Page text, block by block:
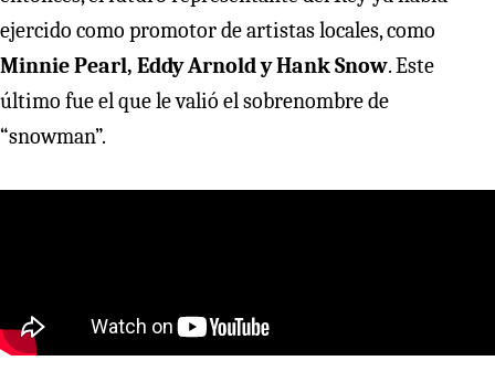
ejercido como promotor de artistas locales, como
Minnie Pearl, Eddy Arnold y Hank Snow. Este
último fue el que le valió el sobrenombre de
“snowman”.